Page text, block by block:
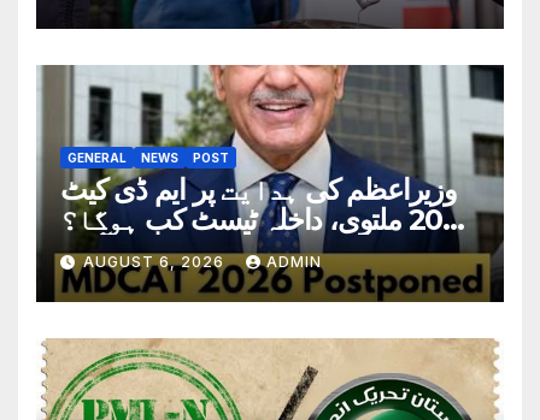
GENERAL NEWS POST
وزیراعظم کی ہدایت پر ایم ڈی کیٹ
2026 ملتوی، داخلہ ٹیسٹ کب ہوگا؟
تاریخ سامنے آگئی
AUGUST 6, 2026 ADMIN